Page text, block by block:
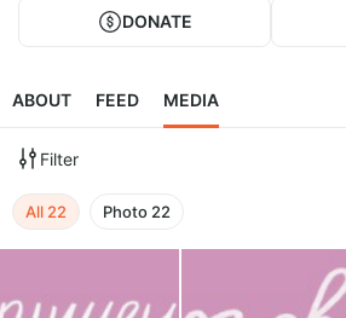
DONATE
ABOUT FEED MEDIA
Filter
All 22 Photo 22